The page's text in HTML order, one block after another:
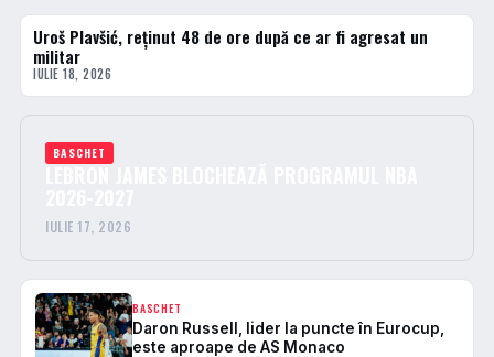
BASCHET
Uroš Plavšić, reținut 48 de ore după ce ar fi agresat un
militar
IULIE 18, 2026
BASCHET
IULIE 17, 2026
BASCHET
Daron Russell, lider la puncte în Eurocup,
este aproape de AS Monaco